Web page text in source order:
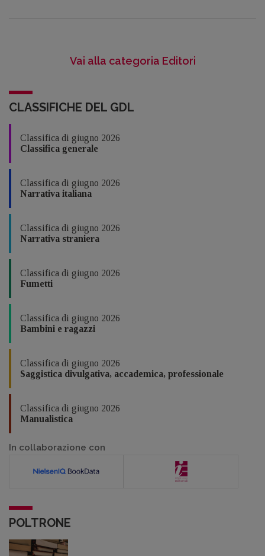
Vai alla categoria Editori
CLASSIFICHE DEL GDL
Classifica di giugno 2026
Classifica generale
Classifica di giugno 2026
Narrativa italiana
Classifica di giugno 2026
Narrativa straniera
Classifica di giugno 2026
Fumetti
Classifica di giugno 2026
Bambini e ragazzi
Classifica di giugno 2026
Saggistica divulgativa, accademica, professionale
Classifica di giugno 2026
Manualistica
In collaborazione con
POLTRONE